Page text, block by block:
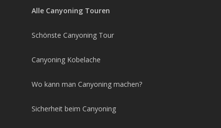
Alle Canyoning Touren
Schönste Canyoning Tour
Canyoning Kobelache
Wo kann man Canyoning machen?
Sicherheit beim Canyoning